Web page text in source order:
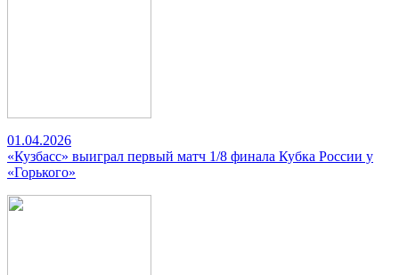
01.04.2026
«Кузбасс» выиграл первый матч 1/8 финала Кубка России у
«Горького»